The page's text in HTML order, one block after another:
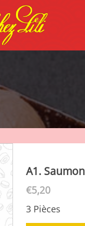
A1. Saumon
€5,20
3 Pièces